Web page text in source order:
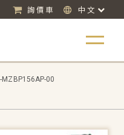
詢價車 中文
MZBP156AP-00